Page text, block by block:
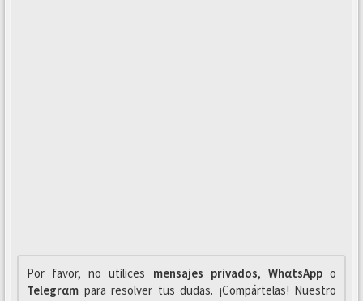
Por favor, no utilices mensajes privados, WhαtsAppo
Telegrαm para resolver tus dudas. ¡Compártelas! Nuestro